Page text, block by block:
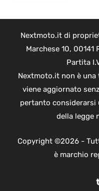
Nextmoto.it di
Marchese 10, 00141
Partita
Nextmoto.it non è
viene aggiornato
pertanto
della legge
Copyright ©2026 -
è marchio